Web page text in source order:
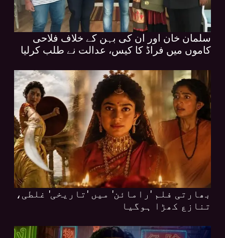
سلمان خان اور ان کی بہن کے خلاف فلاحی
کاموں میں فراڈ کا کیس، عدالت نے طلب کرلیا
بھارتی فلم 'رامائن' میں 'تاریخی' غلطی،
تنازع کھڑا ہوگیا